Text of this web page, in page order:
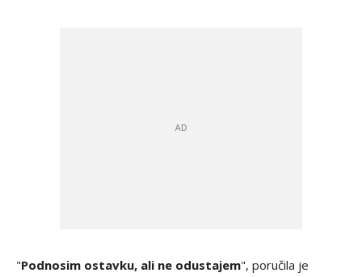
"Podnosim ostavku, ali ne odustajem", poručila je